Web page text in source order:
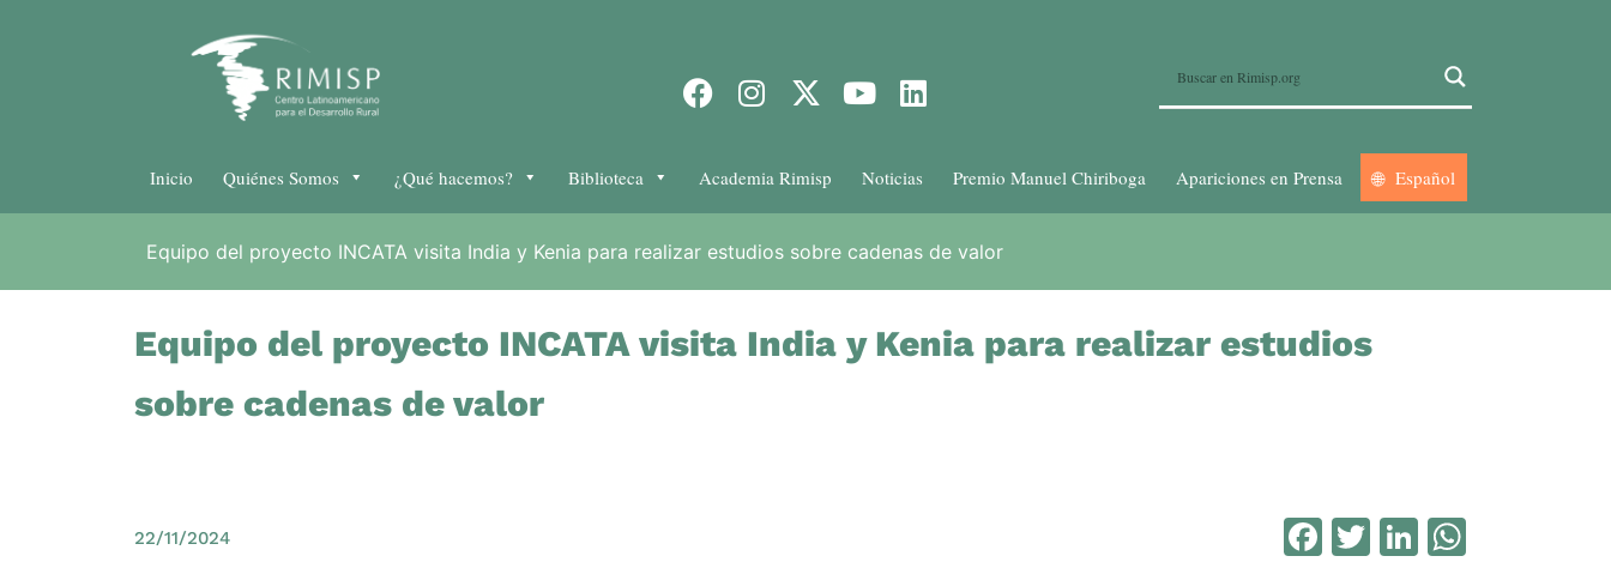
Inicio Quiénes Somos ¿Qué hacemos? Biblioteca Academia Rimisp Noticias Premio Manuel Chiriboga Apariciones en Prensa Español
Equipo del proyecto INCATA visita India y Kenia para realizar estudios sobre cadenas de valor
Equipo del proyecto INCATA visita India y Kenia para realizar estudios
sobre cadenas de valor
22/11/2024 Facebook
TwitterLinkedIn